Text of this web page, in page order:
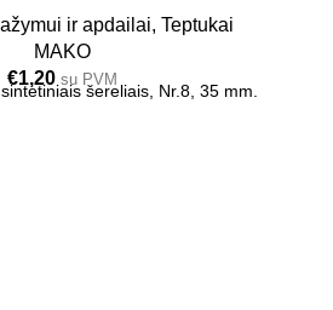
ir apdailai, Teptukai
MAKO
€1,20 su PVM
šereliais, Nr.8, 35 mm.